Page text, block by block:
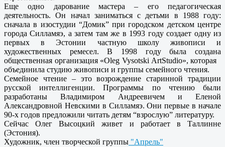
Еще одно дарование мастера – его педагогическая
деятельность. Он начал заниматься с детьми в 1988 году:
сначала в изостудии “Домик” при городском детском центре
города Силламяэ, а затем там же в 1993 году создает одну из
первых в Эстонии частную школу живописи и
художественных ремесел. В 1998 году была создана
общественная организация «Oleg Vysotski ArtStudio», которая
объединила студию живописи и группы семейного чтения.
Семейное чтение – это возрождение старинной традиции
русской интеллигенции. Программы по чтению были
разработаны Владимиром Андреевичем и Еленой
Александровной Невскими в Силламяэ. Они первые в начале
90-х годов предложили читать детям “взрослую” литературу.
Сейчас Олег Высоцкий живет и работает в Таллинне
(Эстония).
Художник, член творческой группы "Апрель"